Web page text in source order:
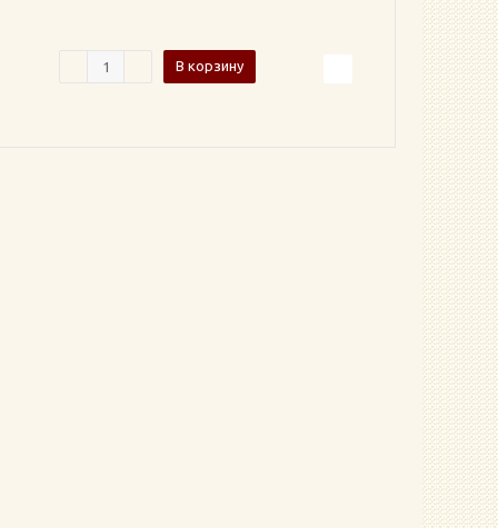
В корзину